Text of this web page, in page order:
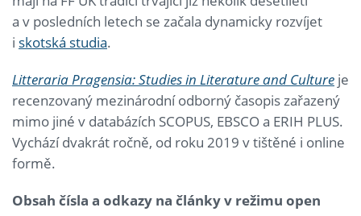
a v posledních letech se začala dynamicky rozvíjet
i skotská studia.
Litteraria Pragensia: Studies in Literature and Culture je
recenzovaný mezinárodní odborný časopis zařazený
mimo jiné v databázích SCOPUS, EBSCO a ERIH PLUS.
Vychází dvakrát ročně, od roku 2019 v tištěné i online
formě.
Obsah čísla a odkazy na články v režimu open